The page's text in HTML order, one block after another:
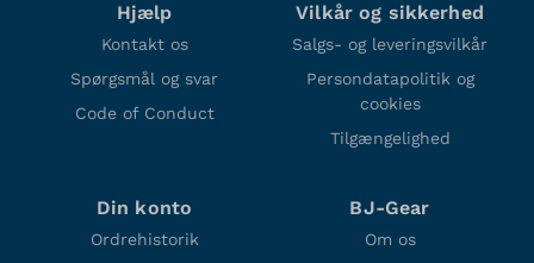
Hjælp
Kontakt os
Spørgsmål og svar
Code of Conduct
Vilkår og sikkerhed
Salgs- og leveringsvilkår
Persondatapolitik og
cookies
Tilgængelighed
Din konto
Ordrehistorik
BJ-Gear
Om os